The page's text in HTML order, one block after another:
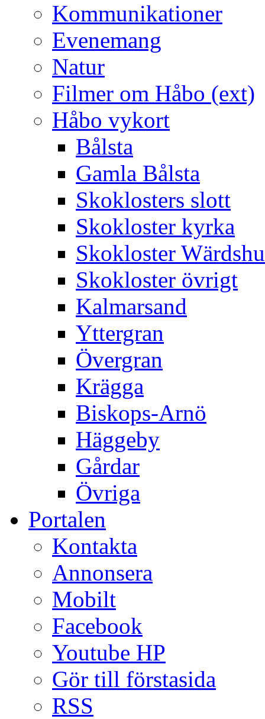
Kommunikationer
Evenemang
Natur
Filmer om Håbo (ext)
Håbo vykort
Bålsta
Gamla Bålsta
Skoklosters slott
Skokloster kyrka
Skokloster
Skokloster övrigt
Kalmarsand
Yttergran
Övergran
Krägga
Biskops-Arnö
Häggeby
Gårdar
Övriga
Portalen
Kontakta
Annonsera
Mobilt
Facebook
Youtube HP
Gör till förstasida
RSS